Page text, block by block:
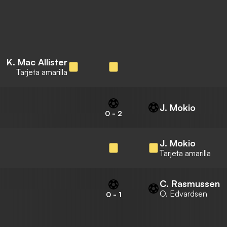
K. Mac Allister
Tarjeta amarilla
0 - 2
J. Mokio
J. Mokio
Tarjeta amarilla
0- 1
C. Rasmussen
O. Edvardsen